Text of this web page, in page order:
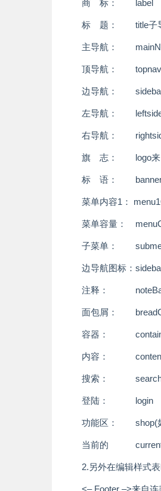
商 标： label
标 题： title子
主导航：
顶导航： topnav
边导航：
左导航：
右导航：
旗 志： logo
标 语：
菜单内容1：
菜单容量：
子菜单：
边导航图标：
注释： note
面包屑：
容器：
内容：
搜索：
登陆： login
功能区： shop(
当前的
2.另外在编辑样式
<– Footer –>来自连